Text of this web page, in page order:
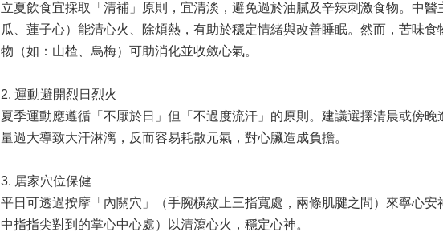
立夏飲食宜採取「清補」原則，宜清淡，避免過於油膩及辛辣刺激食物。中
瓜、蓮子心）能清心火、除煩熱，有助於穩定情緒與改善睡眠。然而，苦味
物（如：山楂、烏梅）可助消化並收斂心氣。
2. 運動避開烈日烈火
夏季運動應遵循「不厭於日」但「不過度流汗」的原則。建議選擇清晨或傍
量過大導致大汗淋漓，反而容易耗散元氣，對心臟造成負擔。
3. 居家穴位保健
平日可透過按摩「內關穴」（手腕橫紋上三指寬處，兩條肌腱之間）來寧心
中指指尖對到的掌心中心處）以清瀉心火，穩定心神。